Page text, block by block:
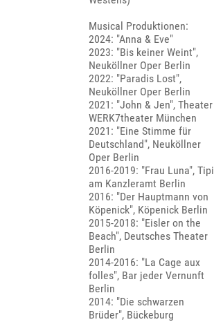
Musical Produktionen:
2024: "Anna & Eve"
2023: "Bis keiner Weint",
Neuköllner Oper Berlin
2022: "Paradis Lost",
Neuköllner Oper Berlin
2021: "John & Jen", Theater
WERK7theater München
2021: "Eine Stimme für
Deutschland", Neuköllner
Oper Berlin
2016-2019: "Frau Luna", Tipi
am Kanzleramt Berlin
2016: "Der Hauptmann von
Köpenick", Köpenick Berlin
2015-2018: "Eisler on the
Beach", Deutsches Theater
Berlin
2014-2016: "La Cage aux
folles", Bar jeder Vernunft
Berlin
2014: "Die schwarzen
Brüder", Bückeburg